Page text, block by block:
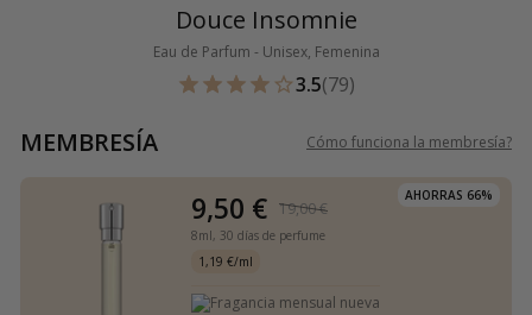
Douce Insomnie
Eau de Parfum - Unisex, Femenina
3.5(79)
MEMBRESÍA Cómo funciona la membresía?
AHORRAS 66%
9,50 € 19,00 €
8ml, 30 días de perfume
1,19 €/ml
Fragancia mensual nueva